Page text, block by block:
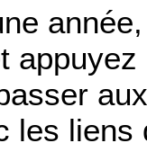
les liens